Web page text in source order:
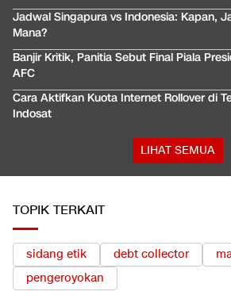
Jadwal Singapura vs Indonesia: Kapan,
Mana?
Banjir Kritik, Panitia Sebut Final Piala
AFC
Cara Aktifkan Kuota Internet Rollover di
Indosat
LIHAT SEMUA
TOPIK TERKAIT
sidang etik debt collector
pengeroyokan